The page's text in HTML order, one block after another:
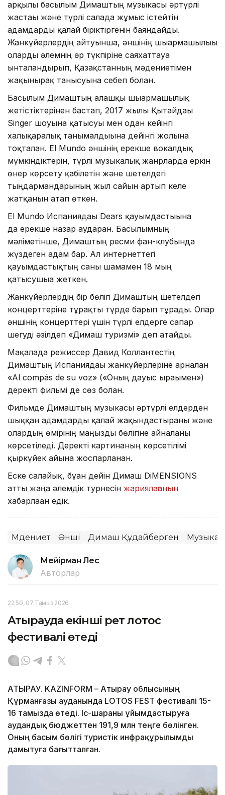
арқылы басылым Димаштың музыкасы әртүрлі
жастағы және түрлі салада жұмыс істейтін
адамдарды қалай біріктіргенін баяндайды.
Жанкүйерлердің айтуынша, әншінің шығармашылығы
оларды әлемнің әр түкпіріне саяхаттауға
ынталандырып, Қазақстанның мәдениетімен
жақынырақ танысуына себеп болған.
Басылым Димаштың алғашқы шығармашылық
жетістіктерінен бастап, 2017 жылы Қытайдағы
Singer шоуына қатысуы мен одан кейінгі
халықаралық танымалдығына дейінгі жолына
тоқталған. El Mundo әншінің ерекше вокалдық
мүмкіндіктерін, түрлі музыкалық жанрларда еркін
өнер көрсету қабілетін және шетелдегі
тыңдармандарының жыл сайын артып келе
жатқанын атап өткен.
El Mundo Испаниядағы Dears қауымдастығына
да ерекше назар аударған. Басылымның
мәліметінше, Димаштың ресми фан-клубында
жүздеген адам бар. Ал интернеттегі
қауымдастықтың саны шамамен 18 мың
қатысушыға жеткен.
Жанкүйерлердің бір бөлігі Димаштың шетелдегі
концерттеріне тұрақты түрде барып тұрады. Олар
әншінің концерттері үшін түрлі елдерге сапар
шегуді әзілдеп «Димаш туризмі» деп атайды.
Мақалада режиссер Давид Коллантестің
Димаштың Испаниядағы жанкүйерлеріне арналған
«Al compás de su voz» («Оның дауыс ырғағымен»)
деректі фильмі де сөз болған.
Фильмде Димаштың музыкасы әртүрлі елдерден
шыққан адамдарды қалай жақындастырғаны және
олардың өмірінің маңызды бөлігіне айналғаны
көрсетіледі. Деректі картинаның көрсетілімі
қыркүйек айына жоспарланған.
Еске салайық, бұған дейін Димаш DiMENSIONS
атты жаңа әлемдік турнесін жариялағанын
хабарлаған едік.
Мәдениет Әнші Димаш Құдайберген Музыка
Мейірман Лес
Авторлар
22:50, 07 Тамыз 2026
Атырауда екінші рет лотос
фестивалі өтеді
АТЫРАУ. KAZINFORM – Атырау облысының
Құрманғазы ауданында LOTOS FEST фестивалі 15-
16 тамызда өтеді. Іс-шараны ұйымдастыруға
аудандық бюджеттен 191,9 млн теңге бөлінген.
Оның басым бөлігі туристік инфрақұрылымды
дамытуға бағытталған.